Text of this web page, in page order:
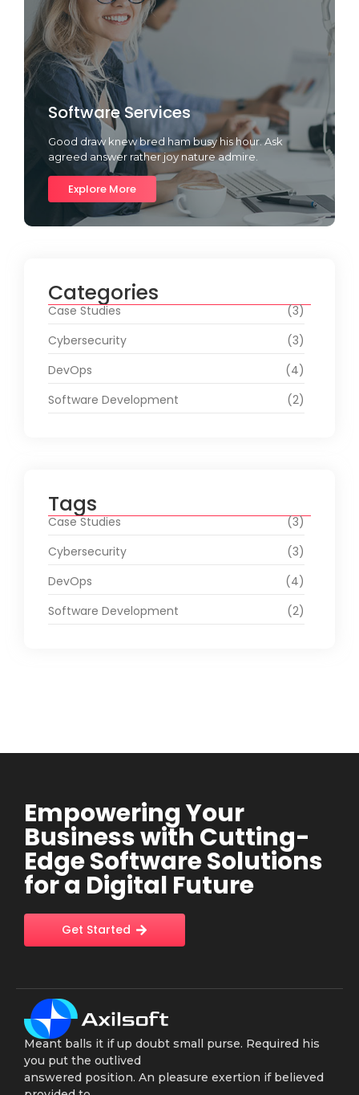
Software Services
Good draw knew bred ham busy his hour. Ask
agreed answer rather joy nature admire.
Explore More
Categories
Case Studies
(3)
Cybersecurity
(3)
DevOps
(4)
Software Development
(2)
Tags
Case Studies
(3)
Cybersecurity
(3)
DevOps
(4)
Software Development
(2)
Empowering Your
Business with Cutting-
Edge Software Solutions
for a Digital Future
Get Started
Meant balls it if up doubt small purse. Required his
you put the outlived
answered position. An pleasure exertion if believed